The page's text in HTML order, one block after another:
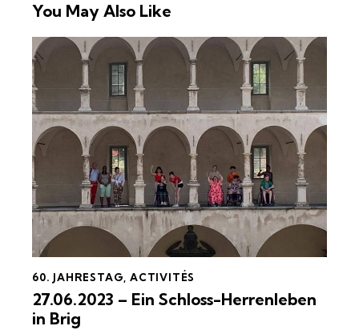
You May Also Like
60. JAHRESTAG ,ACTIVITÉS
27.06.2023 – Ein Schloss-Herrenleben
in Brig